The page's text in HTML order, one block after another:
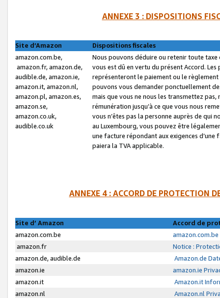
ANNEXE 3 : DISPOSITIONS
Site d’Amazon
Dispositions fiscales
amazon.com.be,
amazon.fr, amazon.de,
audible.de, amazon.ie,
amazon.it, amazon.nl,
amazon.pl, amazon.es,
amazon.se,
amazon.co.uk,
audible.co.uk
Nous pouvons déduire ou retenir toute
vous est dû en vertu du présent Accord.
représenteront le paiement ou le
pouvons vous demander ponctuellement
mais que vous ne nous les transmettez
rémunération jusqu’à ce que vous nous
vous n’êtes pas la personne auprès de qui
au Luxembourg, vous pouvez être
une facture répondant aux exigences
paiera la TVA applicable.
ANNEXE 4 : ACCORD DE PROTECTION
Site d’ Amazon
Accord de
amazon.com.be
amazon.fr
Notice :
amazon.de, audible.de
Amazon.de
amazon.ie
amazon.ie
amazon.it
Amazon.it
amazon.nl
Amazon.nl